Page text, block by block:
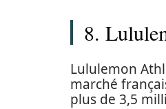
8.
Lululemon
marché
plus de 3,5